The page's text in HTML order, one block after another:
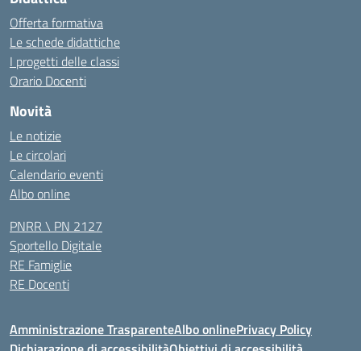
Offerta formativa
Le schede didattiche
I progetti delle classi
Orario Docenti
Novità
Le notizie
Le circolari
Calendario eventi
Albo online
PNRR \ PN 2127
Sportello Digitale
RE Famiglie
RE Docenti
Amministrazione TrasparenteAlbo onlinePrivacy Policy